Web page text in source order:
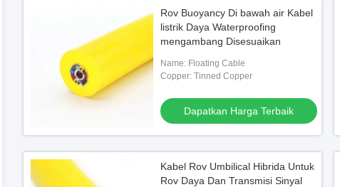
Kabel Apung ROV Berperingkat 300V
Rov Buoyancy Di bawah air Kabel
listrik Daya Waterproofing
mengambang Disesuaikan
Name: Floating Cable
Copper: Tinned Copper
Dapatkan Harga Terbaik
Kabel Rov Umbilical Hibrida Untuk
Rov Daya Dan Transmisi Sinyal